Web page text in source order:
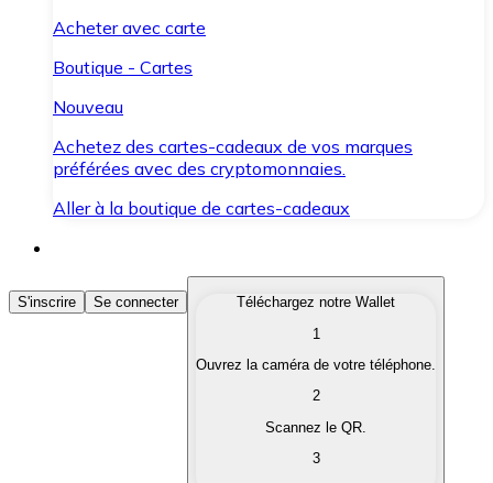
Acheter avec carte
Boutique - Cartes
Nouveau
Achetez des cartes-cadeaux de vos marques
préférées avec des cryptomonnaies.
Aller à la boutique de cartes-cadeaux
Acheter des Cryptomonnaies
Achetez les cryptomonnaies qui vous intéressent
Convertissez vos cryptomonnaies en monnaie
S'inscrire Se connecter
Téléchargez notre Wallet
1
Ouvrez la caméra de votre téléphone.
2
Scannez le QR.
3